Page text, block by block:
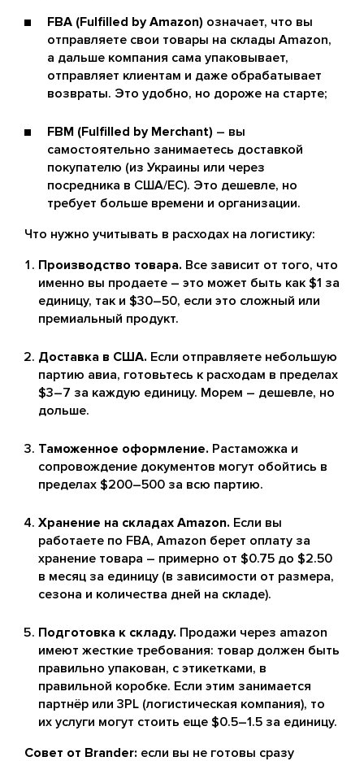
FBA (Fulfilled by Amazon) означает, что вы
отправляете свои товары на склады Amazon,
а дальше компания сама упаковывает,
отправляет клиентам и даже обрабатывает
возвраты. Это удобно, но дороже на старте;
FBM (Fulfilled by Merchant) – вы
самостоятельно занимаетесь доставкой
покупателю (из Украины или через
посредника в США/ЕС). Это дешевле, но
требует больше времени и организации.
Что нужно учитывать в расходах на логистику:
Производство товара. Все зависит от того, что
именно вы продаете – это может быть как $1 за
единицу, так и $30–50, если это сложный или
премиальный продукт.
Доставка в США. Если отправляете небольшую
партию авиа, готовьтесь к расходам в пределах
$3–7 за каждую единицу. Морем – дешевле, но
дольше.
Таможенное оформление. Растаможка и
сопровождение документов могут обойтись в
пределах $200–500 за всю партию.
Хранение на складах Amazon. Если вы
работаете по FBA, Amazon берет оплату за
хранение товара – примерно от $0.75 до $2.50
в месяц за единицу (в зависимости от размера,
сезона и количества дней на складе).
Подготовка к складу. Продажи через amazon
имеют жесткие требования: товар должен быть
правильно упакован, с этикетками, в
правильной коробке. Если этим занимается
партнёр или 3PL (логистическая компания), то
их услуги могут стоить еще $0.5–1.5 за единицу.
Совет от Brander: если вы не готовы сразу